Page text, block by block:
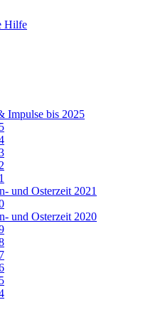
Hilfe
Impulse bis 2025
und Osterzeit 2021
und Osterzeit 2020